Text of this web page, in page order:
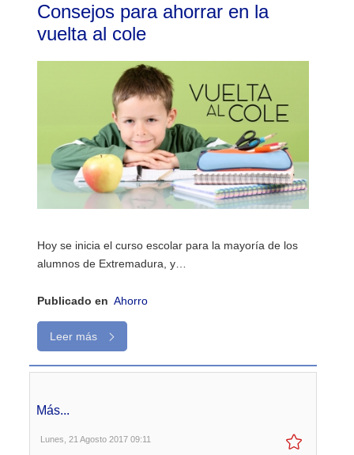
Consejos para ahorrar en la
vuelta al cole
Hoy se inicia el curso escolar para la mayoría de los
alumnos de Extremadura, y…
Publicado en Ahorro
Leer más
Más...
Lunes, 21 Agosto 2017 09:11